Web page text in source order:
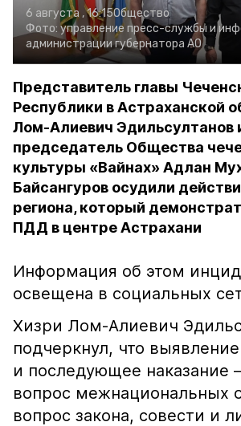
6 августа , 16:15Общество
Фото: управление пресс-службы и
администрации губернатора АО
Представитель главы
Республики в Астраханской
Лом-Алиевич Эдильсултанов
председатель Общества
культуры «Вайнах» Адлан
Байсангуров осудили
региона, который
ПДД в центре Астрахани
Информация об этом
освещена в социальных
Хизри Лом-Алиевич
подчеркнул, что
и последующее наказание
вопрос межнациональных
вопрос закона, совести и